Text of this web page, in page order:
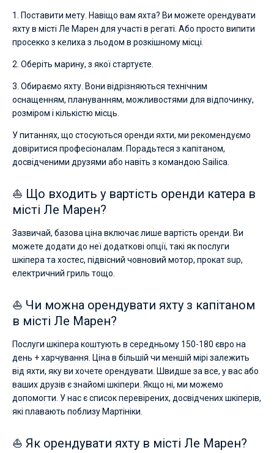
1. Поставити мету. Навіщо вам яхта? Ви можете орендувати
яхту в місті Ле Марен для участі в регаті. Або просто випити
просекко з келиха з льодом в розкішному місці.
2. Оберіть марину, з якої стартуєте.
3. Обираємо яхту. Вони відрізняються технічним
оснащенням, плануванням, можливостями для відпочинку,
розміром і кількістю місць.
У питаннях, що стосуються оренди яхти, ми рекомендуємо
довіритися професіоналам. Порадьтеся з капітаном,
досвідченими друзями або навіть з командою Sailica.
⛵ Що входить у вартість оренди катера в
місті Ле Марен?
Зазвичай, базова ціна включає лише вартість оренди. Ви
можете додати до неї додаткові опції, такі як послуги
шкіпера та хостес, підвісний човновий мотор, прокат sup,
електричний гриль тощо.
⛵ Чи можна орендувати яхту з капітаном
в місті Ле Марен?
Послуги шкіпера коштують в середньому 150-180 євро на
день + харчування. Ціна в більшій чи меншій мірі залежить
від яхти, яку ви хочете орендувати. Швидше за все, у вас або
ваших друзів є знайомі шкіпери. Якщо ні, ми можемо
допомогти. У нас є список перевірених, досвідчених шкіперів,
які плавають поблизу Мартініки.
⛵ Як орендувати яхту в місті Ле Марен?